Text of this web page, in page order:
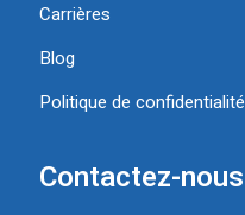
Carrières
Blog
Politique de confidentialité
Contactez-nous